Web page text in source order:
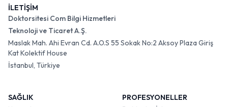
İLETİŞİM
Doktorsitesi Com Bilgi Hizmetleri
Teknoloji ve Ticaret A.Ş.
Maslak Mah. Ahi Evran Cd. A.O.S 55 Sokak No:2 Aksoy Plaza Giriş
Kat Kolektif House
İstanbul, Türkiye
SAĞLIK
PROFESYONELLER